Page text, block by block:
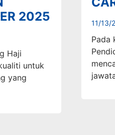
2025
Haji
untuk
yang
11/13/
Pada